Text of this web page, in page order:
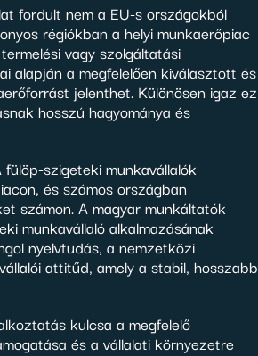
fordult nem a EU-s országokból
régiókban a helyi munkaerőpiac
vagy szolgáltatási
alapján a megfelelően kiválasztott és
jelenthet. Különösen igaz ez
hosszú hagyománya és
szigeteki munkavállalók
és számos országban
számon. A magyar munkáltatók
munkavállaló alkalmazásának
nyelvtudás, a nemzetközi
attitűd, amely a stabil, hosszabb
kulcsa a megfelelő
és a vállalati környezetre